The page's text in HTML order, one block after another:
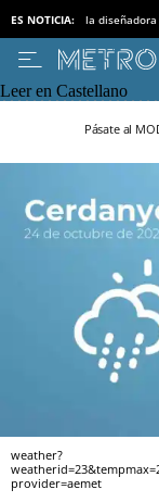
ES NOTICIA: la
Leer en Castellano
Pásate al
weather?
provider=aemet